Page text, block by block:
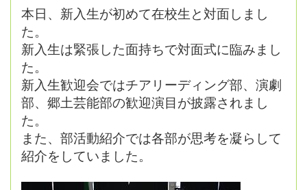
本日、新入生が初めて在校生と対面しまし
た。
新入生は緊張した面持ちで対面式に臨みまし
た。
新入生歓迎会ではチアリーディング部、演劇
部、郷土芸能部の歓迎演目が披露されまし
た。
また、部活動紹介では各部が思考を凝らして
紹介をしていました。